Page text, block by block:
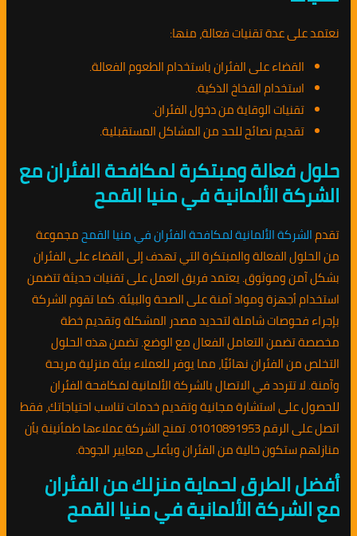
نعتمد على عدة تقنيات فعالة، منها:
القضاء على الفئران باستخدام الطعوم الفعالة.
استخدام الفخاخ الذكية.
تقنيات الوقاية من دخول الفئران.
تقديم نصائح للحد من المشاكل المستقبلية.
حلول فعالة ومبتكرة لمكافحة الفئران مع
الشركة الألمانية في منيا القمح
تقدمالشركة الألمانية لمكافحة الفئران في منيا القمحمجموعة
من الحلول الفعالة والمبتكرة التي تهدف إلى القضاء على الفئران
بشكل آمن وموثوق. يعتمد فريق العمل على تقنيات حديثة تتضمن
استخدام أجهزة ومواد آمنة على الصحة والبيئة. كما تقوم الشركة
بإجراء فحوصات شاملة لتحديد مصدر المشكلة وتقديم خطة
مخصصة تضمن التعامل الفعال مع الوضع. تضمن هذه الحلول
التخلص من الفئران نهائيًا، مما يوفر للعملاء بيئة منزلية مريحة
وآمنة. لا تتردد في الاتصال بالشركة الألمانية لمكافحة الفئران
للحصول على استشارة مجانية وتقديم خدمات تناسب احتياجاتك، فقط
اتصل على الرقم 01010891953. تمنح الشركة عملاءها طمأنينة بأن
منازلهم ستكون خالية من الفئران وبأعلى معايير الجودة.
أفضل الطرق لحماية منزلك من الفئران
مع الشركة الألمانية في منيا القمح